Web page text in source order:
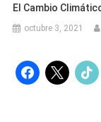
El Cambio
octubre 3, 2021
facebook
x tiktok